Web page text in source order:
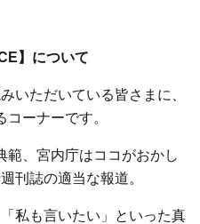
】について
いただいている皆さまに、
コーナーです。
範、宮内庁はココがおかし
刊誌の適当な報道。
私も言いたい」といった真